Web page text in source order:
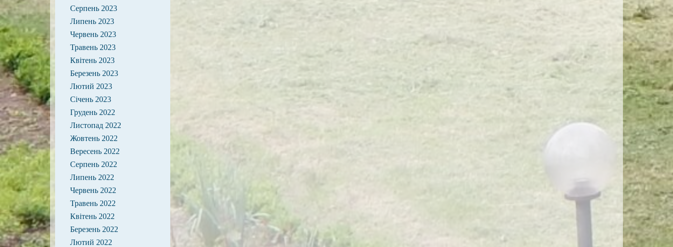
Серпень 2023
Липень 2023
Червень 2023
Травень 2023
Квітень 2023
Березень 2023
Лютий 2023
Січень 2023
Грудень 2022
Листопад 2022
Жовтень 2022
Вересень 2022
Серпень 2022
Липень 2022
Червень 2022
Травень 2022
Квітень 2022
Березень 2022
Лютий 2022